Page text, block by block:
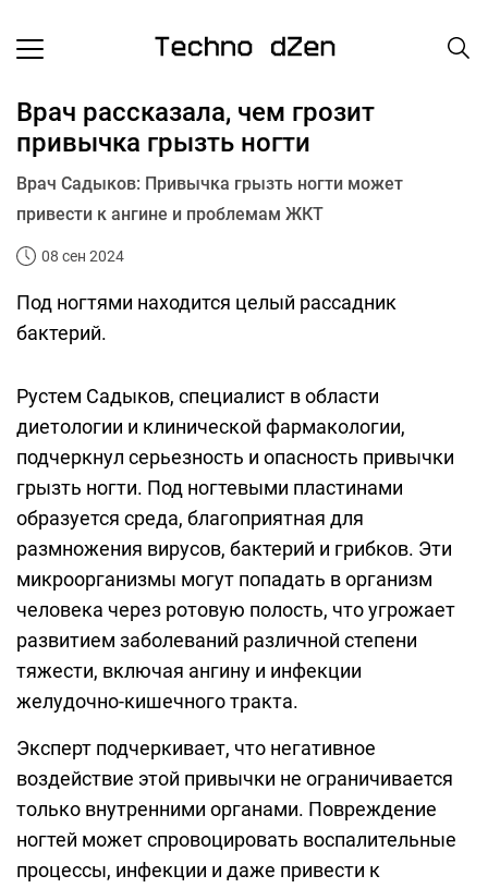
Врач рассказала, чем грозит
привычка грызть ногти
Врач Садыков: Привычка грызть ногти может
привести к ангине и проблемам ЖКТ
08 сен 2024
Под ногтями находится целый рассадник
бактерий.
Рустем Садыков, специалист в области
диетологии и клинической фармакологии,
подчеркнул серьезность и опасность привычки
грызть ногти. Под ногтевыми пластинами
образуется среда, благоприятная для
размножения вирусов, бактерий и грибков. Эти
микроорганизмы могут попадать в организм
человека через ротовую полость, что угрожает
развитием заболеваний различной степени
тяжести, включая ангину и инфекции
желудочно-кишечного тракта.
Эксперт подчеркивает, что негативное
воздействие этой привычки не ограничивается
только внутренними органами. Повреждение
ногтей может спровоцировать воспалительные
процессы, инфекции и даже привести к